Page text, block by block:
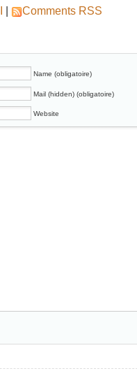
Comments RSS
Name (obligatoire)
Mail (hidden) (obligatoire)
Website